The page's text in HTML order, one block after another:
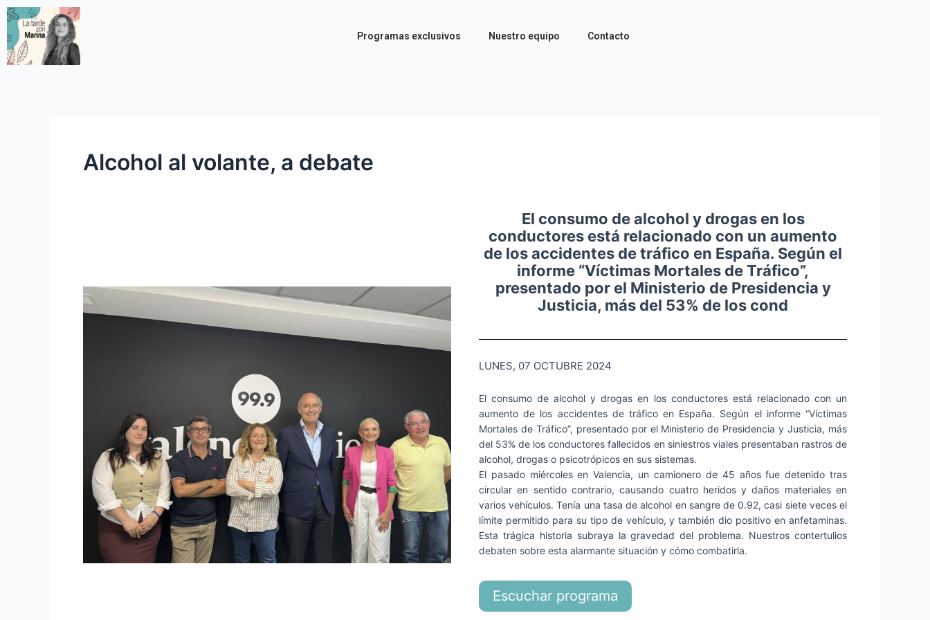
Programas exclusivos Nuestro equipo Contacto
Alcohol al volante, a debate
El consumo de alcohol y drogas en los
conductores está relacionado con un aumento
de los accidentes de tráfico en España. Según el
informe “Víctimas Mortales de Tráfico”,
presentado por el Ministerio de Presidencia y
Justicia, más del 53% de los cond
LUNES, 07 OCTUBRE 2024
El consumo de alcohol y drogas en los conductores está relacionado con un
aumento de los accidentes de tráfico en España. Según el informe “Víctimas
Mortales de Tráfico”, presentado por el Ministerio de Presidencia y Justicia, más
del 53% de los conductores fallecidos en siniestros viales presentaban rastros de
alcohol, drogas o psicotrópicos en sus sistemas.
El pasado miércoles en Valencia, un camionero de 45 años fue detenido tras
circular en sentido contrario, causando cuatro heridos y daños materiales en
varios vehículos. Tenía una tasa de alcohol en sangre de 0.92, casi siete veces el
límite permitido para su tipo de vehículo, y también dio positivo en anfetaminas.
Esta trágica historia subraya la gravedad del problema. Nuestros contertulios
debaten sobre esta alarmante situación y cómo combatirla.
Escuchar programa